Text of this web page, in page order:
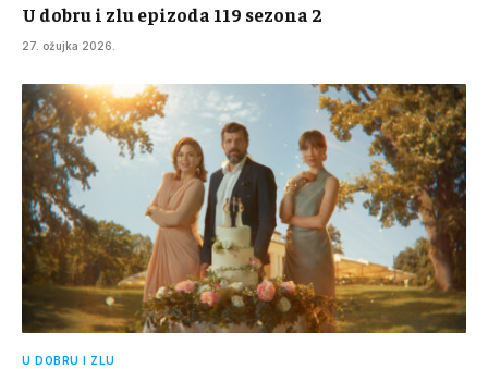
U dobru i zlu epizoda 119 sezona 2
27. ožujka 2026.
U DOBRU I ZLU